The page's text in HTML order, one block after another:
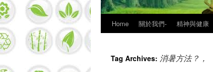
Skip
content
Home 關於我們- 精神與健康
Tag Archives: 消暑方法？，